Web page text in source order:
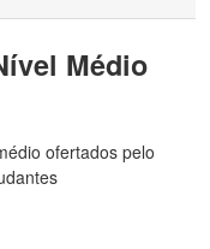
Médio
ofertados pelo